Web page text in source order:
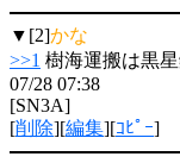
▼[2]かな
>>1 樹海運搬は黒
07/28 07:38
[SN3A]
[削除][編集][ｺﾋﾟｰ]